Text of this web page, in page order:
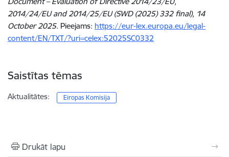
2014/24/EU and 2014/25/EU (SWD (2025) 332 final), 14
October 2025. Pieejams: https://eur-lex.europa.eu/legal-
content/EN/TXT/?uri=celex:52025SC0332
Saistītas tēmas
Aktualitātes: Eiropas Komisija
Drukāt lapu